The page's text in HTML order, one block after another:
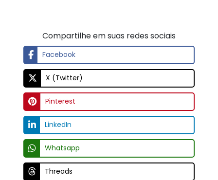
Compartilhe em suas redes sociais
Facebook
X (Twitter)
Pinterest
LinkedIn
Whatsapp
Threads